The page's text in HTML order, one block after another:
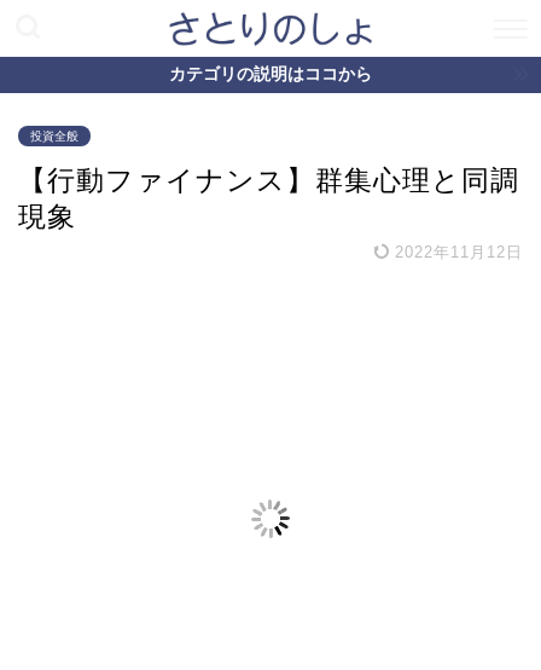
カテゴリの説明はココから
投資全般
【行動ファイナンス】群集心理と同調
現象
2022年11月12日